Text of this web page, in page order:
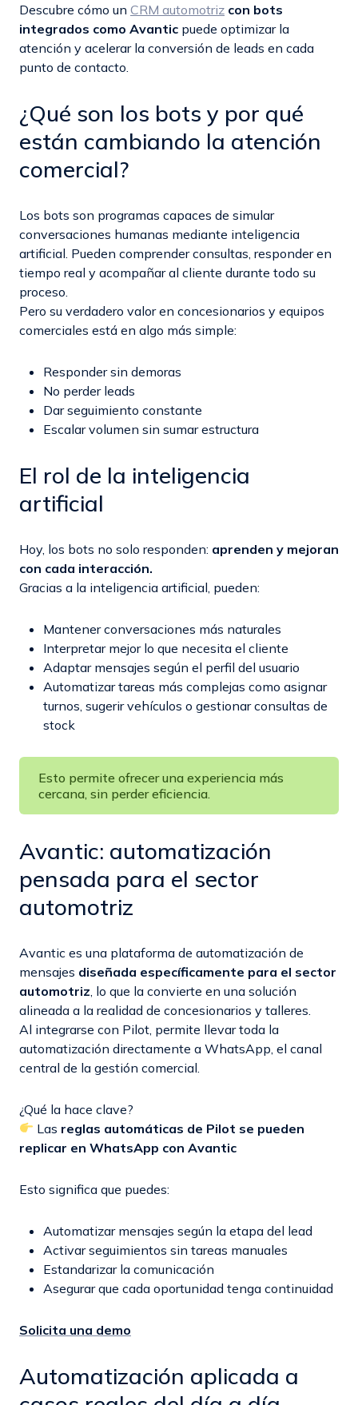
Descubre cómo un CRM automotriz con bots
integrados como Avantic puede optimizar la
atención y acelerar la conversión de leads en cada
punto de contacto.
¿Qué son los bots y por qué
están cambiando la atención
comercial?
Los bots son programas capaces de simular
conversaciones humanas mediante inteligencia
artificial. Pueden comprender consultas, responder en
tiempo real y acompañar al cliente durante todo su
proceso.
Pero su verdadero valor en concesionarios y equipos
comerciales está en algo más simple:
Responder sin demoras
No perder leads
Dar seguimiento constante
Escalar volumen sin sumar estructura
El rol de la inteligencia
artificial
Hoy, los bots no solo responden: aprenden y mejoran
con cada interacción.
Gracias a la inteligencia artificial, pueden:
Mantener conversaciones más naturales
Interpretar mejor lo que necesita el cliente
Adaptar mensajes según el perfil del usuario
Automatizar tareas más complejas como asignar
turnos, sugerir vehículos o gestionar consultas de
stock
Esto permite ofrecer una experiencia más
cercana, sin perder eficiencia.
Avantic: automatización
pensada para el sector
automotriz
Avantic es una plataforma de automatización de
mensajes diseñada específicamente para el sector
automotriz , lo que la convierte en una solución
alineada a la realidad de concesionarios y talleres.
Al integrarse con Pilot, permite llevar toda la
automatización directamente a WhatsApp, el canal
central de la gestión comercial.
¿Qué la hace clave?
Las reglas automáticas de Pilot se pueden
replicar en WhatsApp con Avantic
Esto significa que puedes:
Automatizar mensajes según la etapa del lead
Activar seguimientos sin tareas manuales
Estandarizar la comunicación
Asegurar que cada oportunidad tenga continuidad
Solicita una demo
Automatización aplicada a